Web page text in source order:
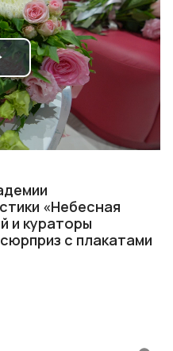
«Небесная
и кураторы
с плакатами